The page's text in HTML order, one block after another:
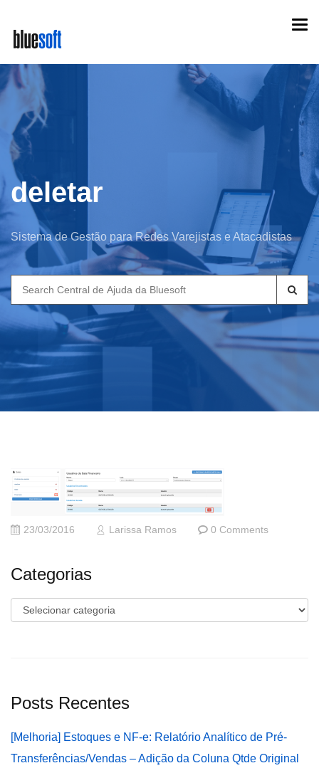
main
content
deletar
Sistema de Gestão para Redes Varejistas e Atacadistas
Search
for:
23/03/2016 Larissa Ramos 0 Comments
Categorias
Categorias
Posts Recentes
[Melhoria] Estoques e NF-e: Relatório Analítico de Pré-
Transferências/Vendas – Adição da Coluna Qtde Original